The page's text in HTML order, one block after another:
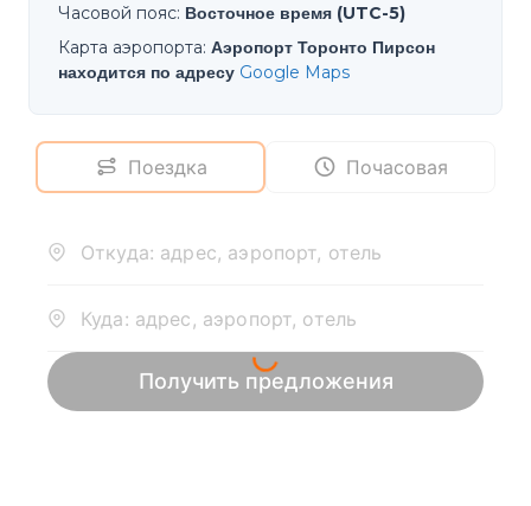
Часовой пояс: Восточное время (UTC-5)
Карта аэропорта: Аэропорт Торонто Пирсон
находится по адресу Google Maps